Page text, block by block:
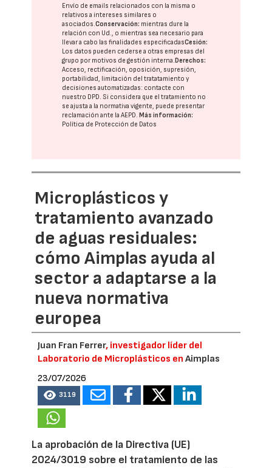
Envío de emails relacionados con la misma o
relativos a intereses similares o
asociados.Conservación: mientras dure la
relación con Ud., o mientras sea necesario para
llevar a cabo las finalidades especificadasCesión:
Los datos pueden cederse a otras empresas del
grupo por motivos de gestión interna. Derechos:
Acceso, rectificación, oposición, supresión,
portabilidad, limitación del tratatamiento y
decisiones automatizadas: contacte con
nuestro DPD. Si considera que el tratamiento no
se ajusta a la normativa vigente, puede presentar
reclamación ante laAEPD. Más información:
Política de Protección de Datos
Microplásticos y
tratamiento avanzado
de aguas residuales:
cómo Aimplas ayuda al
sector a adaptarse a la
nueva normativa
europea
Juan Fran Ferrer, investigador líder del
Laboratorio de Microplásticos enAimplas
23/07/2026
3119
La aprobación de la Directiva (UE)
2024/3019 sobre el tratamiento de las